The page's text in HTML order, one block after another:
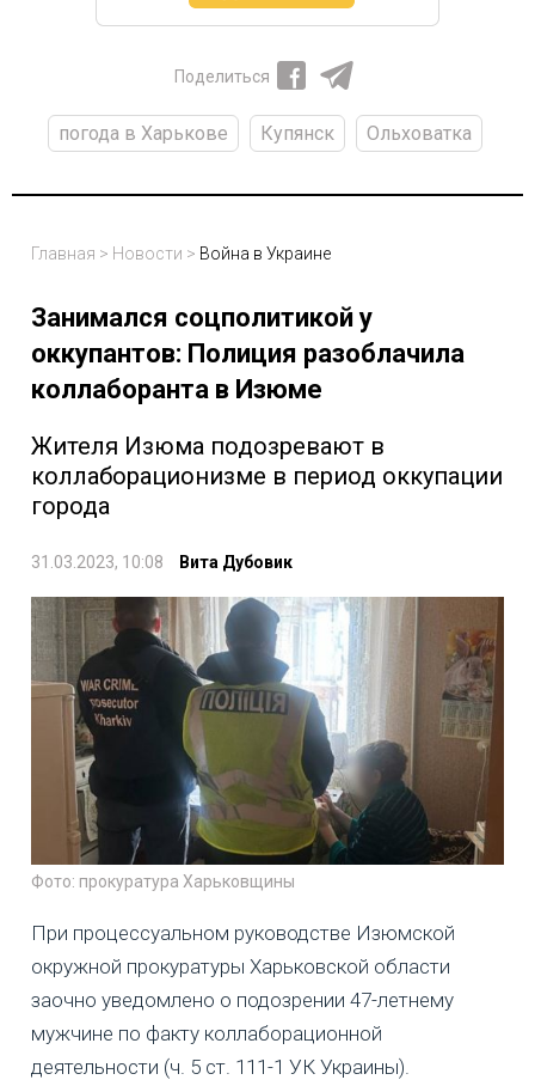
Поделиться
погода в Харькове Купянск Ольховатка
Главная > Новости > Война в Украине
Занимался соцполитикой у
оккупантов: Полиция разоблачила
коллаборанта в Изюме
Жителя Изюма подозревают в
коллаборационизме в период оккупации
города
31.03.2023, 10:08 Вита Дубовик
Фото: прокуратура Харьковщины
При процессуальном руководстве Изюмской
окружной прокуратуры Харьковской области
заочно уведомлено о подозрении 47-летнему
мужчине по факту коллаборационной
деятельности (ч. 5 ст. 111-1 УК Украины).